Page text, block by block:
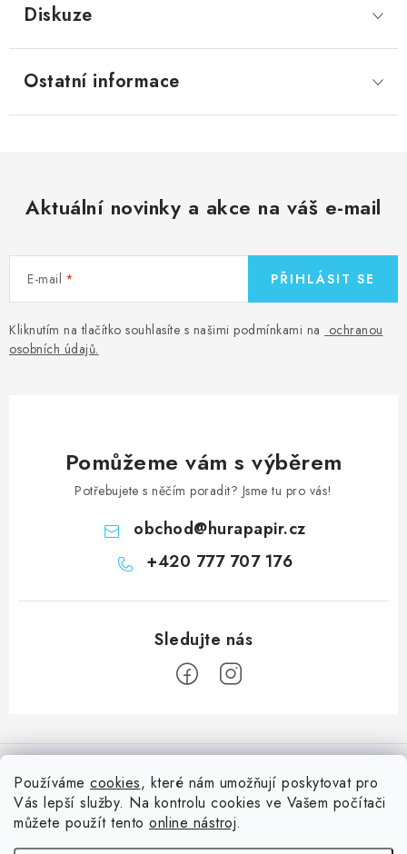
Používáme cookies, které nám umožňují poskytovat pro
Vás lepší služby. Na kontrolu cookies ve Vašem počítači
můžete použít tento online nástroj.
Diskuze
Ostatní informace
Aktuální novinky a akce na váš e-mail
E-mail
Kliknutím na tlačítko souhlasíte s našimi podmínkami na ochranou
osobních údajů.
PŘIHLÁSIT SE
Pomůžeme vám s výběrem
Potřebujete s něčím poradit? Jsme tu pro vás!
obchod@hurapapir.cz
+420 777 707 176
á
Doprava
Nepřehlédněte
Blog s nápady a návody